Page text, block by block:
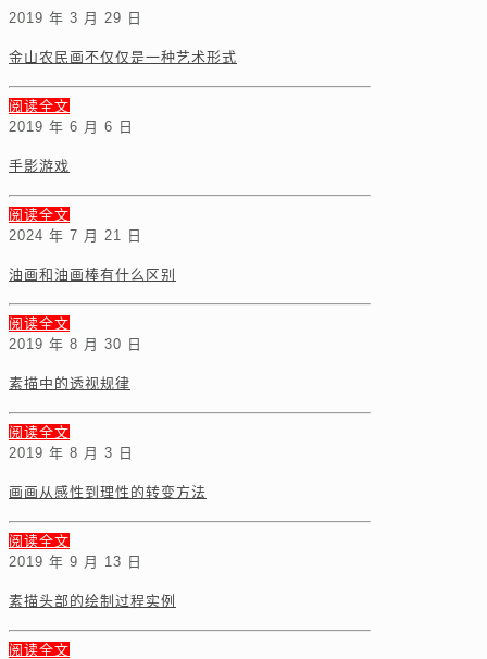
2019 年 3 月 29 日
金山农民画不仅仅是一种艺术形式
阅读全文
2019 年 6 月 6 日
手影游戏
阅读全文
2024 年 7 月 21 日
油画和油画棒有什么区别
阅读全文
2019 年 8 月 30 日
素描中的透视规律
阅读全文
2019 年 8 月 3 日
画画从感性到理性的转变方法
阅读全文
2019 年 9 月 13 日
素描头部的绘制过程实例
阅读全文